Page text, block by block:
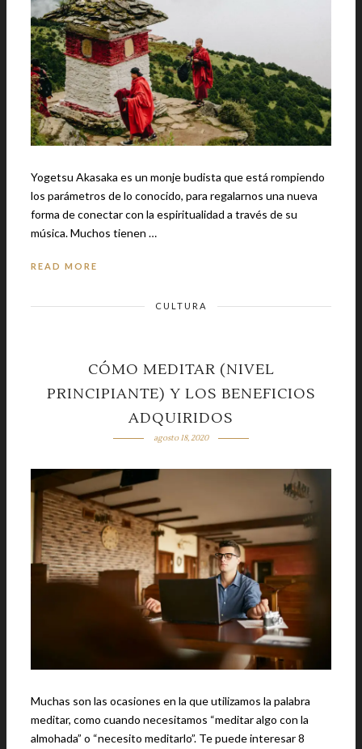
Yogetsu Akasaka es un monje budista que está rompiendo
los parámetros de lo conocido, para regalarnos una nueva
forma de conectar con la espiritualidad a través de su
música. Muchos tienen …
READ MORE
CULTURA
CÓMO MEDITAR (NIVEL
PRINCIPIANTE) Y LOS BENEFICIOS
ADQUIRIDOS
agosto 18, 2020
Muchas son las ocasiones en la que utilizamos la palabra
meditar, como cuando necesitamos “meditar algo con la
almohada” o “necesito meditarlo”. Te puede interesar 8